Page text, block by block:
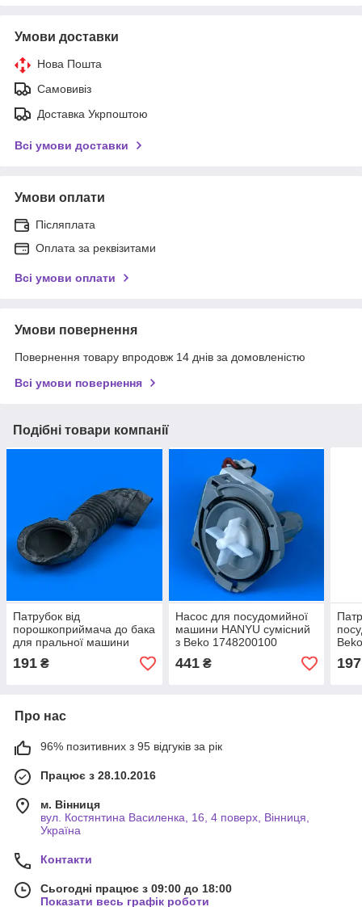
Умови доставки
Нова Пошта
Самовивіз
Доставка Укрпоштою
Всі умови доставки
Умови оплати
Післяплата
Оплата за реквізитами
Всі умови оплати
Умови повернення
Повернення товару впродовж 14 днів за домовленістю
Всі умови повернення
Подібні товари компанії
Патрубок від
порошкоприймача до бака
для пральної машини
Bosch 265958
191 ₴
Насос для посудомийної
машини HANYU сумісний
з Beko 1748200100
441₴ 197
Про нас
96% позитивних з 95 відгуків за рік
Працює з 28.10.2016
м. Вінниця
вул. Костянтина Василенка, 16, 4 поверх, Вінниця,
Україна
Контакти
Сьогодні працює з 09:00 до 18:00
Показати весь графік роботи